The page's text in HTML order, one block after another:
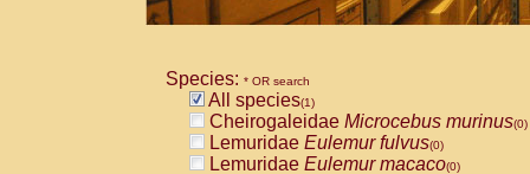
Species: * OR search
All species(1)
Cheirogaleidae Microcebus murinus(0)
Lemuridae Eulemur fulvus(0)
Lemuridae Eulemur macaco(0)